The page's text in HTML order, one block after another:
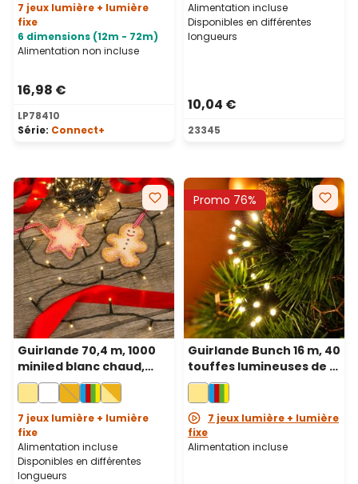
7 jeux lumière + lumière
fixe
6 dimensions (12m - 72m)
Alimentation non incluse
16,98 €
LP78410
Série: Connect+
Alimentation incluse
Disponibles en différentes
longueurs
10,04 €
23345
Guirlande 70,4 m, 1000
miniled blanc chaud,
câble vert
7 jeux lumière + lumière
fixe
Alimentation incluse
Disponibles en différentes
longueurs
Promo 76%
Guirlande Bunch 16 m, 40
touffes lumineuses de 8
led blanc chaud, câble
vert
7 jeux lumière + lumière
fixe
Alimentation incluse